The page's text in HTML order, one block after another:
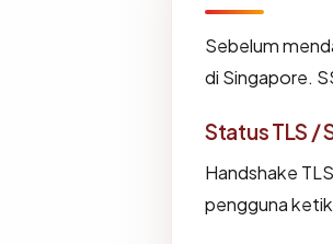
Sebelum
di Singapore.
Status TLS /
Handshake
pengguna